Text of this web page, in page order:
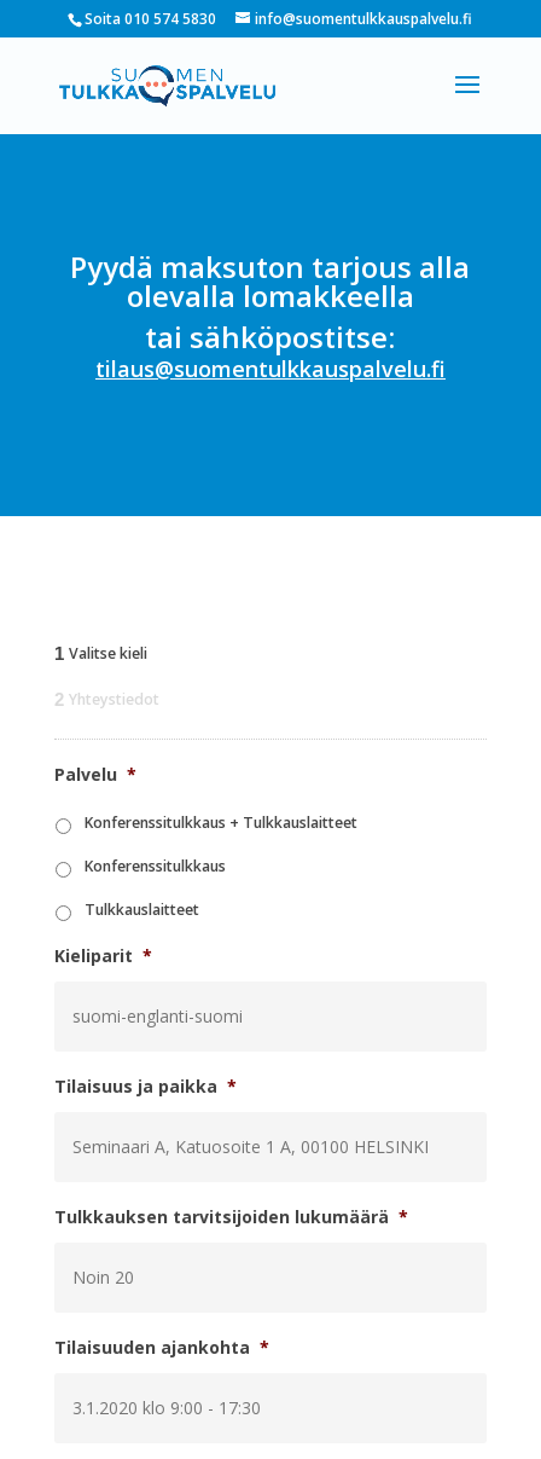
Soita 010 574 5830 info@suomentulkkauspalvelu.fi
Pyydä maksuton tarjous alla
olevalla lomakkeella
tai sähköpostitse:
tilaus@suomentulkkauspalvelu.fi
1 Valitse kieli
2 Yhteystiedot
Palvelu *
Konferenssitulkkaus + Tulkkauslaitteet
Konferenssitulkkaus
Tulkkauslaitteet
Kieliparit *
Tilaisuus ja paikka *
Tulkkauksen tarvitsijoiden lukumäärä *
Tilaisuuden ajankohta *